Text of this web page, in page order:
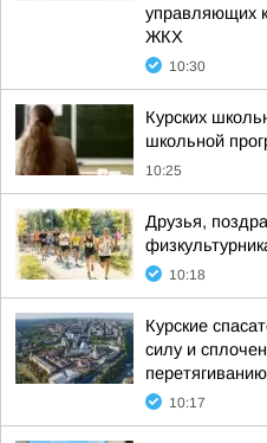
управляющих
ЖКХ
10:30
Курских
школьной
10:25
Друзья,
10:18
Курские
силу и
10:17